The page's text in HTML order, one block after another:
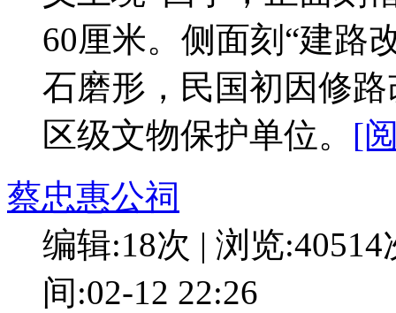
60厘米。侧面刻“建路
石磨形，民国初因修
区级文物保护单位。 [
蔡忠惠公祠
编辑:18次 | 浏览:40514
间:02-12 22:26